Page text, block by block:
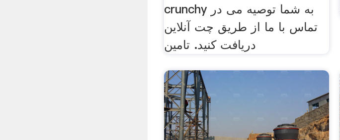
crunchy به شما توصیه می در
تماس با ما از طریق چت آنلاین
دریافت کنید. تامین